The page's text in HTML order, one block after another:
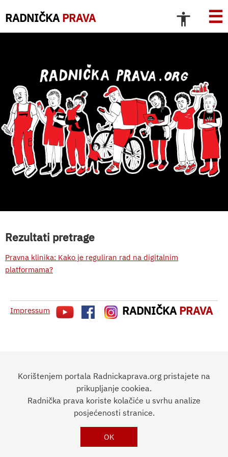
RADNIČKA PRAVA ☰
Rezultati pretrage
Pravna klinika: Kako je reguliran rad na digitalnim
platformama?
Impressum RADNIČKAPRAVA
Korištenjem portala Radnickaprava.org pristajete na
prikupljanje cookiea.
Radnička prava koriste kolačiće u svrhu analize
posjećenosti stranice.
OK